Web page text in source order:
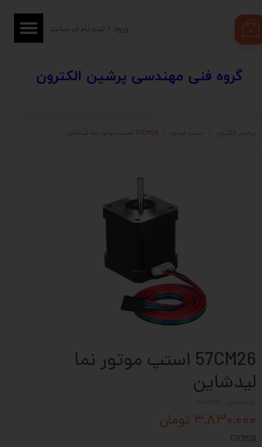
​​گروه فنی مهندسی پرشین الکترون
۰ ورود / ثبت نام در سایت
حساب کاربری من
سفارشات
پرشین الکترون استپ موتور 57CM26 استپ موتور نما لیدشاین
57CM26 استپ موتور نما
لیدشاین
۳,۸۳۰,۰۰۰ تومان
57CM26